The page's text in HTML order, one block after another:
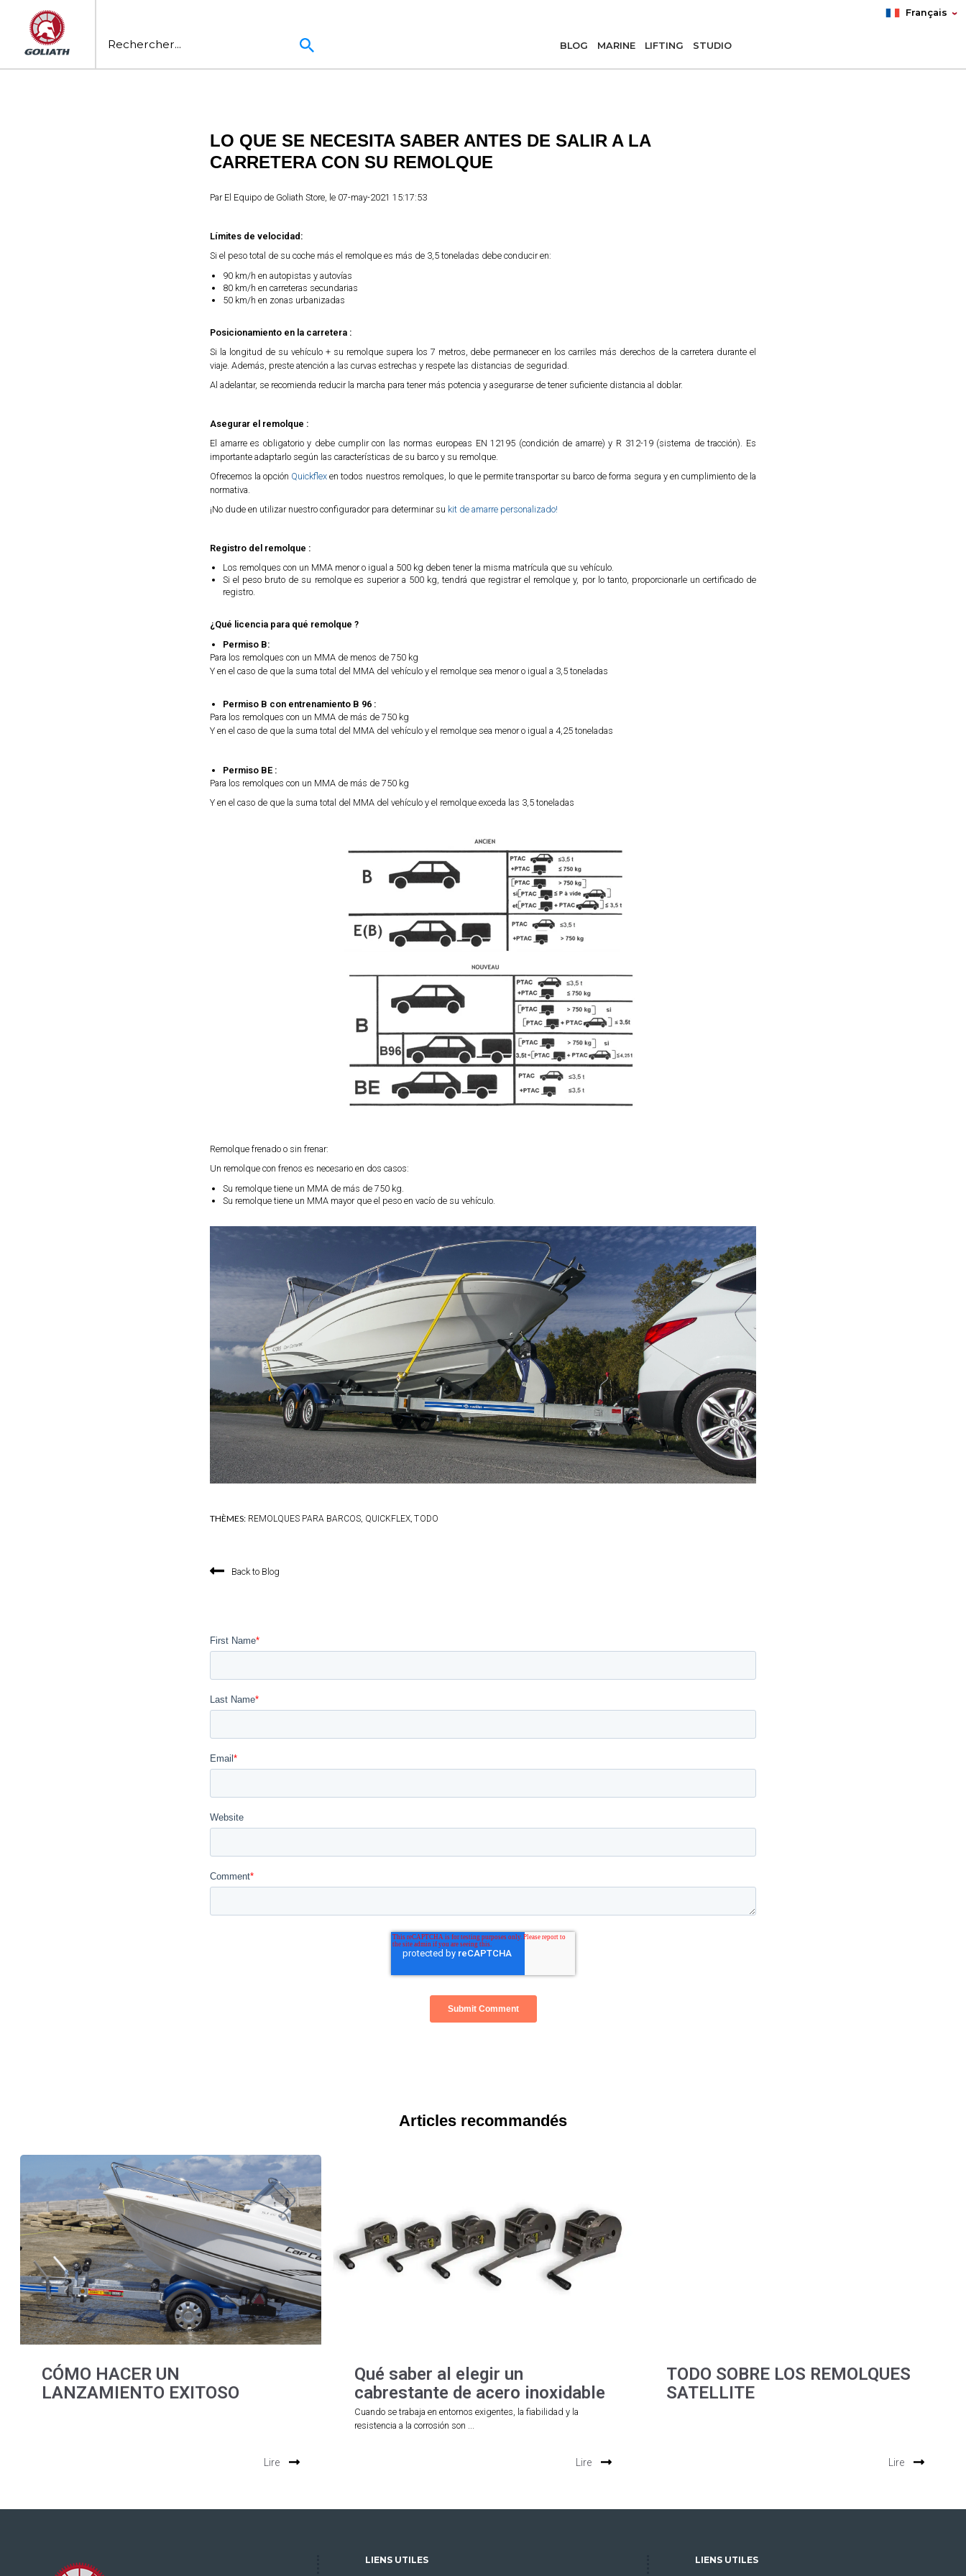
Français
BLOG MARINE LIFTING STUDIO
LO QUE SE NECESITA SABER ANTES DE SALIR A LA
CARRETERA CON SU REMOLQUE
Par El Equipo de Goliath Store, le 07-may-2021 15:17:53
Límites de velocidad:
Si el peso total de su coche más el remolque es más de 3,5 toneladas debe conducir en:
90 km/h en autopistas y autovías
80 km/h en carreteras secundarias
50 km/h en zonas urbanizadas
Posicionamiento en la carretera :
Si la longitud de su vehículo + su remolque supera los 7 metros, debe permanecer en los carriles más derechos de la carretera durante el
viaje. Además, preste atención a las curvas estrechas y respete las distancias de seguridad.
Al adelantar, se recomienda reducir la marcha para tener más potencia y asegurarse de tener suficiente distancia al doblar.
Asegurar el remolque :
El amarre es obligatorio y debe cumplir con las normas europeas EN 12195 (condición de amarre) y R 312-19 (sistema de tracción). Es
importante adaptarlo según las características de su barco y su remolque.
Ofrecemos la opción Quickflex en todos nuestros remolques, lo que le permite transportar su barco de forma segura y en cumplimiento de la
normativa.
¡No dude en utilizar nuestro configurador para determinar su kit de amarre personalizado!
Registro del remolque :
Los remolques con un MMA menor o igual a 500 kg deben tener la misma matrícula que su vehículo.
Si el peso bruto de su remolque es superior a 500 kg, tendrá que registrar el remolque y, por lo tanto, proporcionarle un certificado de
registro.
¿Qué licencia para qué remolque ?
Permiso B:
Para los remolques con un MMA de menos de 750 kg
Y en el caso de que la suma total del MMA del vehículo y el remolque sea menor o igual a 3,5 toneladas
Permiso B con entrenamiento B 96 :
Para los remolques con un MMA de más de 750 kg
Y en el caso de que la suma total del MMA del vehículo y el remolque sea menor o igual a 4,25 toneladas
Permiso BE :
Para los remolques con un MMA de más de 750 kg
Y en el caso de que la suma total del MMA del vehículo y el remolque exceda las 3,5 toneladas
Remolque frenado o sin frenar:
Un remolque con frenos es necesario en dos casos:
Su remolque tiene un MMA de más de 750 kg.
Su remolque tiene un MMA mayor que el peso en vacío de su vehículo.
THÈMES: REMOLQUES PARA BARCOS, QUICKFLEX,TODO
Back to Blog
First Name*
Last Name*
Email *
Website
Comment*
Articles recommandés
CÓMO HACER UN
LANZAMIENTO EXITOSO
Lire
Qué saber al elegir un
cabrestante de acero inoxidable
Cuando se trabaja en entornos exigentes, la fiabilidad y la
resistencia a la corrosión son ...
Lire
TODO SOBRE LOS REMOLQUES
SATELLITE
Lire
LIENS UTILES LIENS UTILES